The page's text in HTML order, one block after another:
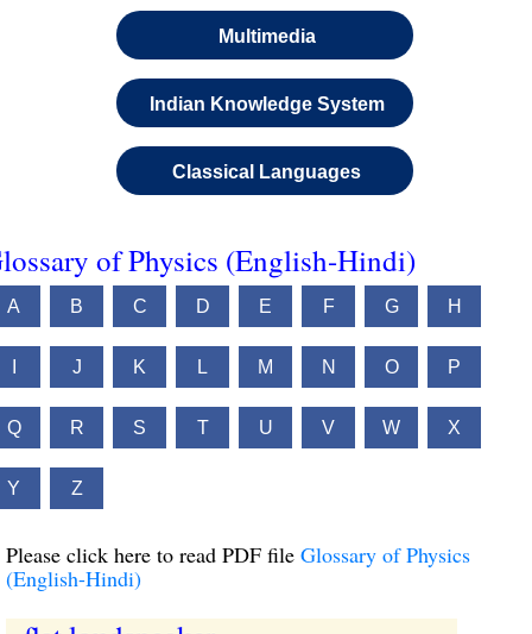
Multimedia
Indian Knowledge System
Classical Languages
of Physics (English-Hindi)
A B C D E F G H
J K L M N O P
Q R S T U V W X
Y Z
Please click here to read PDF file Glossary of Physics
(English-Hindi)